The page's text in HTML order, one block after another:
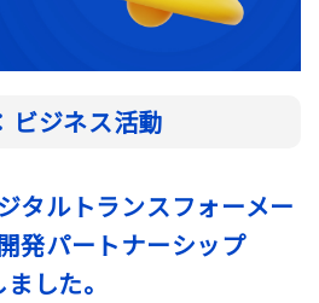
ビジネス活動
タルトランスフォーメー
発パートナーシップ
ました。